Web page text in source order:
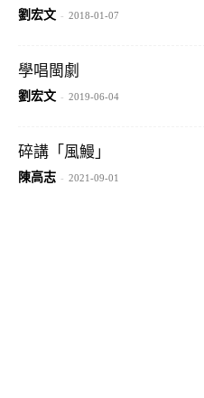
劉宏文 - 2018-01-07
學唱閩劇
劉宏文 - 2019-06-04
碎講「風鰻」
陳高志 - 2021-09-01